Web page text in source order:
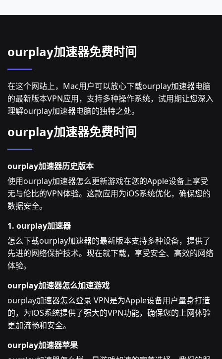
ourplay加速器免费时间
在这个网站上，Mac用户可以放心下载ourplay加速器电脑
的最新版本VPN应用，支持多种操作系统，试用期让您深入
理解ourplay加速器电脑的独特之处。
ourplay加速器免费时间
ourplay加速器历史版本
使用ourplay加速器怎么更新游戏在您的Apple设备上享受
无与伦比的VPN体验。这款应用为iOS系统优化，确保您的
数据安全。
1. ourplay加速器
怎么下载ourplay加速器的最新版本支持多种设备，提供了
先进的网络保护技术。现在就下载，享受安全、高效的网络
体验。
ourplay加速器怎么加速游戏
ourplay加速器怎么登录 VPN是为Apple设备用户量身打造
的，为iOS系统提供了强大的VPN功能，确保您的上网体验
更加流畅和安全。
ourplay加速器苹果